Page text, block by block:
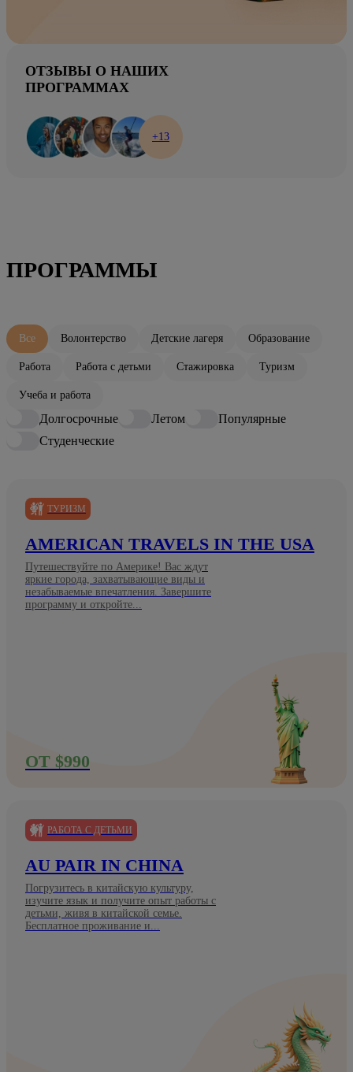
ОТЗЫВЫ О НАШИХ
ПРОГРАММАХ
+13
ПРОГРАММЫ
Все Волонтерство Детские лагеря Образование
Работа Работа с детьми Стажировка Туризм
Учеба и работа
Долгосрочные Летом
Популярные
Студенческие
ТУРИЗМ
AMERICAN TRAVELS IN THE USA
Путешествуйте по Америке! Вас ждут
яркие города, захватывающие виды и
незабываемые впечатления. Завершите
программу и откройте...
ОТ $990
РАБОТА С ДЕТЬМИ
AU PAIR IN CHINA
Погрузитесь в китайскую культуру,
изучите язык и получите опыт работы с
детьми, живя в китайской семье.
Бесплатное проживание и...